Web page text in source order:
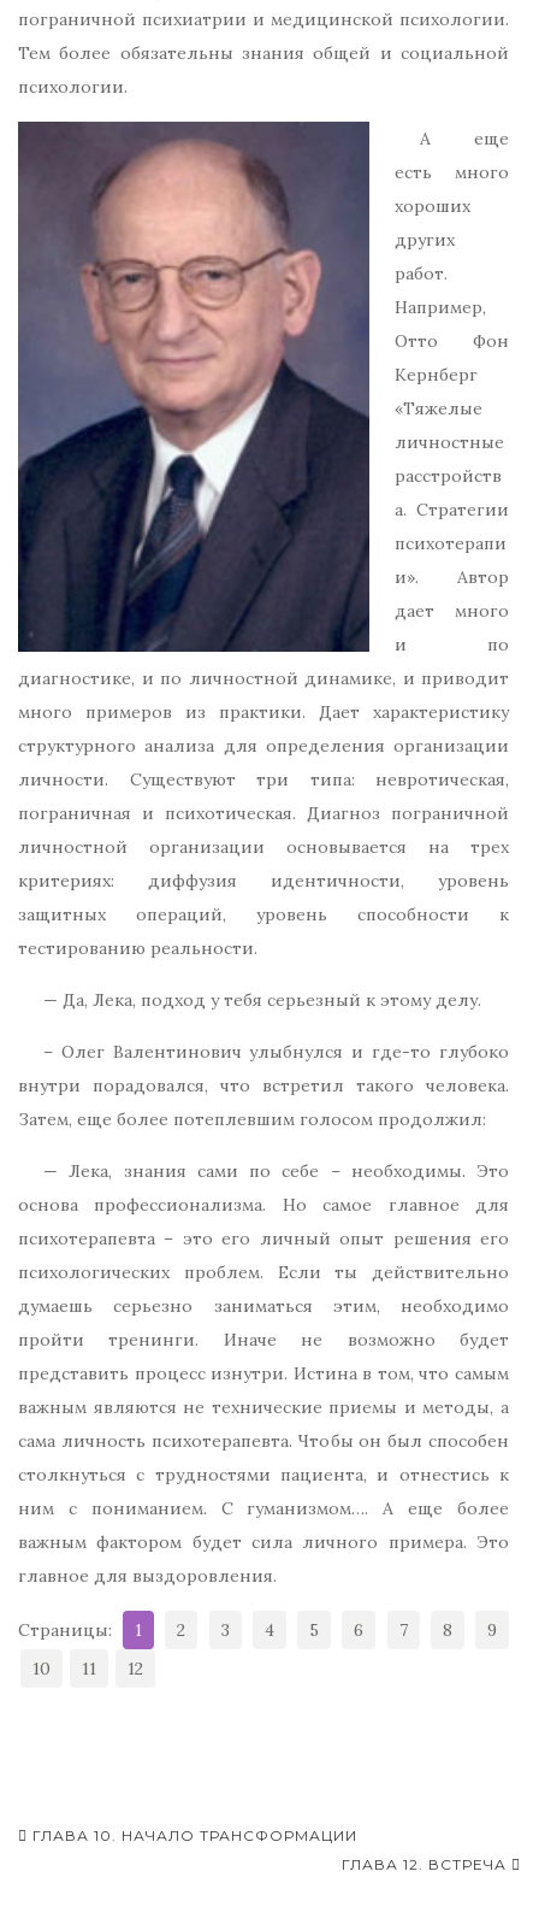
пограничной психиатрии и медицинской психологии.
Тем более обязательны знания общей и социальной
психологии.
А еще
есть много
хороших
других
работ.
Например,
Отто Фон
Кернберг
«Тяжелые
личностные
расстройств
а. Стратегии
психотерапи
и». Автор
дает много
и по
диагностике, и по личностной динамике, и приводит
много примеров из практики. Дает характеристику
структурного анализа для определения организации
личности. Существуют три типа: невротическая,
пограничная и психотическая. Диагноз пограничной
личностной организации основывается на трех
критериях: диффузия идентичности, уровень
защитных операций, уровень способности к
тестированию реальности.
— Да, Лека, подход у тебя серьезный к этому делу.
– Олег Валентинович улыбнулся и где-то глубоко
внутри порадовался, что встретил такого человека.
Затем, еще более потеплевшим голосом продолжил:
— Лека, знания сами по себе – необходимы. Это
основа профессионализма. Но самое главное для
психотерапевта – это его личный опыт решения его
психологических проблем. Если ты действительно
думаешь серьезно заниматься этим, необходимо
пройти тренинги. Иначе не возможно будет
представить процесс изнутри. Истина в том, что самым
важным являются не технические приемы и методы, а
сама личность психотерапевта. Чтобы он был способен
столкнуться с трудностями пациента, и отнестись к
ним с пониманием. С гуманизмом…. А еще более
важным фактором будет сила личного примера. Это
главное для выздоровления.
Страницы: 1 2 3 4 5 6 7 8
9
10
11 12
ГЛАВА 10. НАЧАЛО ТРАНСФОРМАЦИИ
ГЛАВА 12. ВСТРЕЧА